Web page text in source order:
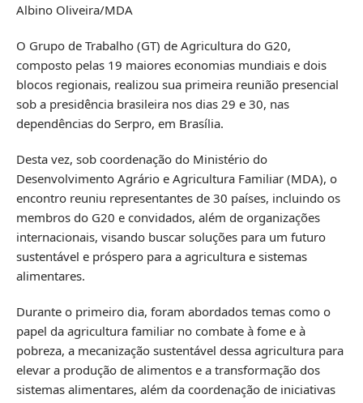
Albino Oliveira/MDA
O Grupo de Trabalho (GT) de Agricultura do G20,
composto pelas 19 maiores economias mundiais e dois
blocos regionais, realizou sua primeira reunião presencial
sob a presidência brasileira nos dias 29 e 30, nas
dependências do Serpro, em Brasília.
Desta vez, sob coordenação do Ministério do
Desenvolvimento Agrário e Agricultura Familiar (MDA), o
encontro reuniu representantes de 30 países, incluindo os
membros do G20 e convidados, além de organizações
internacionais, visando buscar soluções para um futuro
sustentável e próspero para a agricultura e sistemas
alimentares.
Durante o primeiro dia, foram abordados temas como o
papel da agricultura familiar no combate à fome e à
pobreza, a mecanização sustentável dessa agricultura para
elevar a produção de alimentos e a transformação dos
sistemas alimentares, além da coordenação de iniciativas